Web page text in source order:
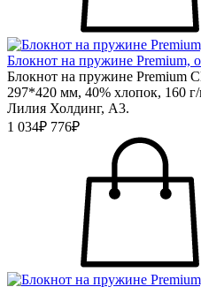
Блокнот на пружине Premium,
Блокнот на пружине Premium
297*420 мм, 40% хлопок, 160
Лилия Холдинг, А3.
1 034₽ 776₽